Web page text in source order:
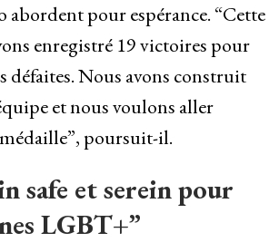
abordent pour espérance. “Cette
enregistré 19 victoires pour
défaites. Nous avons construit
et nous voulons aller
poursuit-il.
safe et serein pour
LGBT+”